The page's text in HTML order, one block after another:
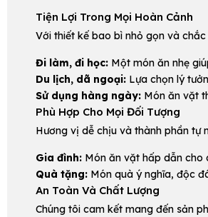
Tiện Lợi Trong Mọi Hoàn Cảnh
Với thiết kế bao bì nhỏ gọn và
Đi làm, đi học: Một món ăn nhẹ
Du lịch, dã ngoại: Lựa chọn lý
Sử dụng hàng ngày: Món ăn vặt
Phù Hợp Cho Mọi Đối Tượng
Hương vị dễ chịu và thành phần tự
Gia đình: Món ăn vặt hấp dẫn cho
Quà tặng: Món quà ý nghĩa, độc
An Toàn Và Chất Lượng
Chúng tôi cam kết mang đến sản